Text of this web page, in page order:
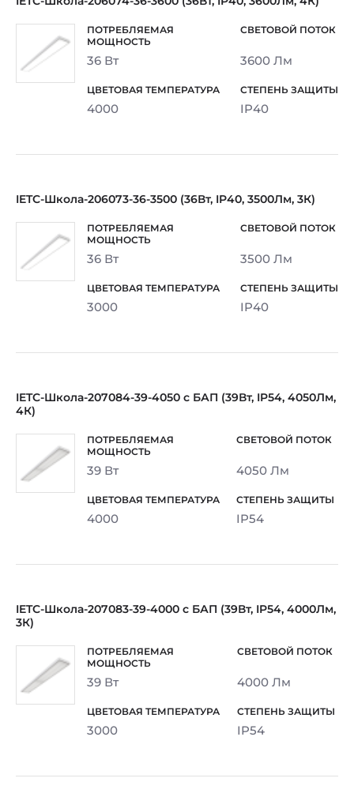
36 Вт 3600 Лм
4000 IP40
IETC-Школа-206073-36-3500 (36Вт, IP40, 3500Лм, 3К)
36 Вт 3500 Лм
3000 IP40
IETC-Школа-207084-39-4050 с БАП (39Вт, IP54, 4050Лм,
4К)
39 Вт 4050 Лм
4000 IP54
IETC-Школа-207083-39-4000 с БАП (39Вт, IP54, 4000Лм,
3К)
39 Вт 4000 Лм
3000 IP54